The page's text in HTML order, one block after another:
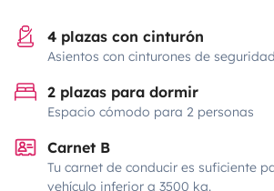
4 plazas con cinturón
Asientos con cinturones de seguridad
2 plazas para dormir
Espacio cómodo para 2 personas
Carnet B
Tu carnet de conducir es suficiente
vehículo inferior a 3500 kg.